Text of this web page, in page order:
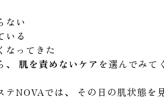
ない
いる
なってきた
肌を責めないケア を選んでみて
テNOVAでは、 その日の肌状態を